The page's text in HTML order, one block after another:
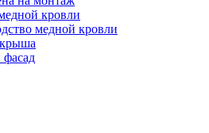
кровли
медной кровли